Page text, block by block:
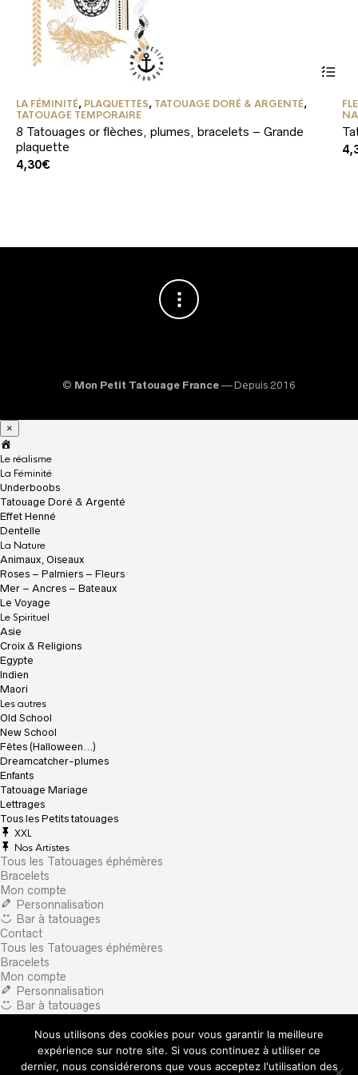
LA FÉMINITÉ, PLAQUETTES, TATOUAGE DORÉ & ARGENTÉ,
TATOUAGE TEMPORAIRE
8 Tatouages or flèches, plumes, bracelets – Grande
plaquette
4,30€
© Mon Petit Tatouage France — Depuis 2016
×
c
c
u
e
i
l
Le réalisme
La Féminité
Underboobs
Tatouage Doré & Argenté
Effet Henné
Dentelle
La Nature
Animaux, Oiseaux
Roses – Palmiers – Fleurs
Mer – Ancres – Bateaux
Le Voyage
Le Spirituel
Asie
Croix & Religions
Egypte
Indien
Maori
Les autres
Old School
New School
Fêtes (Halloween…)
Dreamcatcher-plumes
Enfants
Tatouage Mariage
Lettrages
Tous les Petits tatouages
XXL
Nos Artistes
Tous les Tatouages éphémères
Bracelets
Mon compte
Personnalisation
Bar à tatouages
Contact
Tous les Tatouages éphémères
Bracelets
Mon compte
Personnalisation
Bar à tatouages
What are you looking for?
Nous utilisons des cookies pour vous garantir la meilleure
expérience sur notre site. Si vous continuez à utiliser ce
dernier, nous considérerons que vous acceptez l'utilisation des